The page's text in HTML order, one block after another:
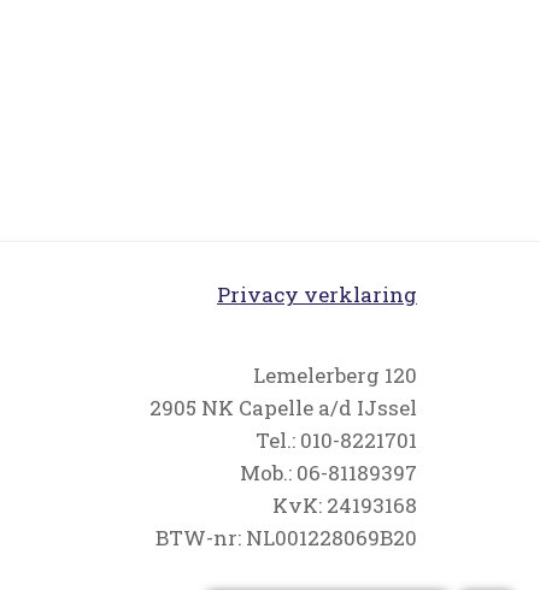
Privacy verklaring
Lemelerberg 120
2905 NK Capelle a/d IJssel
Tel.: 010-8221701
Mob.: 06-81189397
KvK: 24193168
BTW-nr: NL001228069B20